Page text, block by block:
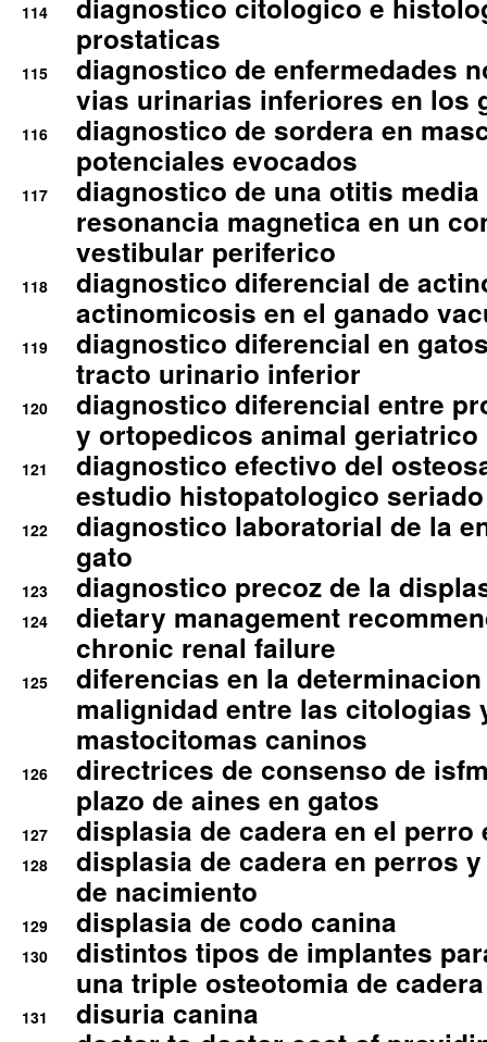
114
diagnostico citologico e
prostaticas
115
diagnostico de enfermedades
vias urinarias inferiores en los
116
diagnostico de sordera en
potenciales evocados
117
diagnostico de una otitis
resonancia magnetica en un
vestibular periferico
118
diagnostico diferencial de
actinomicosis en el ganado
119
diagnostico diferencial en
tracto urinario inferior
120
diagnostico diferencial entre
y ortopedicos animal geriatrico
121
diagnostico efectivo del
estudio histopatologico seriado
122
diagnostico laboratorial de la
gato
123 diagnostico precoz de la
124
dietary management
chronic renal failure
125
diferencias en la
malignidad entre las citologias
mastocitomas caninos
126
directrices de consenso de
plazo de aines en gatos
127 displasia de cadera en el perro
128
displasia de cadera en perros
de nacimiento
129 displasia de codo canina
130
distintos tipos de implantes
una triple osteotomia de cadera
131 disuria canina